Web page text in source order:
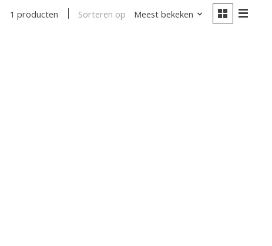
1 producten Sorteren op Meest bekeken